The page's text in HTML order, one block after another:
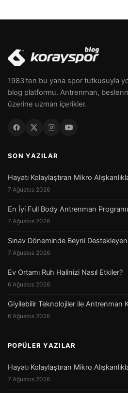
1983'ten bu yana spor tutkusuyla
blog platformu. Antrenman,
üzerine uzman içerikler.
SON YAZILAR
Hayatı Kolaylaştıran Mikro
7 Ağustos 2026
En İyi Full Body Antrenman Programı
7 Ağustos 2026
Sınav Döneminde Beyni
7 Ağustos 2026
Ev Ortamı Ruh Halinizi Nasıl Etkiler?
6 Ağustos 2026
Giyilebilir Teknolojiler ile Antrenman
6 Ağustos 2026
POPÜLER YAZILAR
Hayatı Kolaylaştıran Mikro
7 Ağustos 2026